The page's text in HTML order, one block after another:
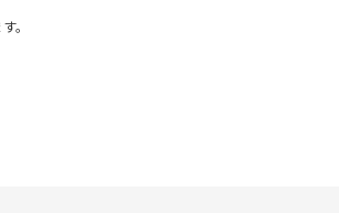
。